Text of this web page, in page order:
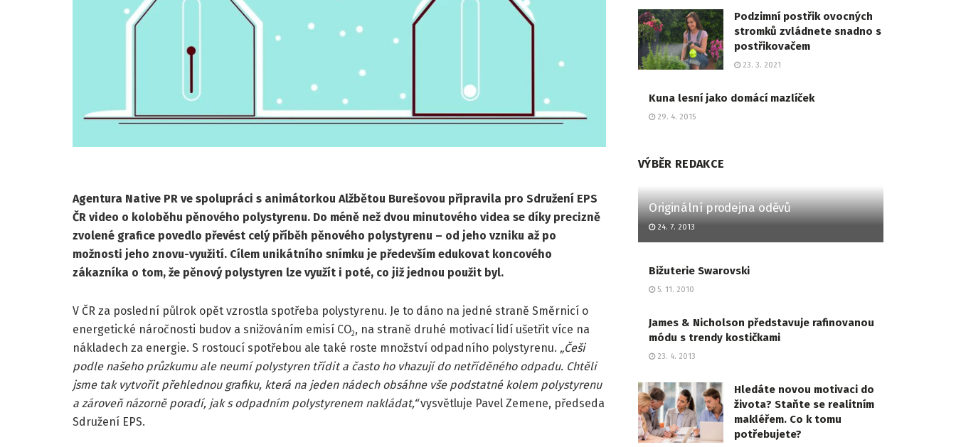
Agentura Native PR ve spolupráci s animátorkou Alžbětou Burešovou připravila pro Sdružení EPS
ČR video o koloběhu pěnového polystyrenu. Do méně než dvou minutového videa se díky precizně
zvolené grafice povedlo převést celý příběh pěnového polystyrenu – od jeho vzniku až po
možnosti jeho znovu-využití. Cílem unikátního snímku je především edukovat koncového
zákazníka o tom, že pěnový polystyren lze využít i poté, co již jednou použit byl.
V ČR za poslední půlrok opět vzrostla spotřeba polystyrenu. Je to dáno na jedné straně Směrnicí o
energetické náročnosti budov a snižováním emisí CO2, na straně druhé motivací lidí ušetřit více na
nákladech za energie. S rostoucí spotřebou ale také roste množství odpadního polystyrenu. „Češi
podle našeho průzkumu ale neumí polystyren třídit a často ho vhazují do netříděného odpadu. Chtěli
jsme tak vytvořit přehlednou grafiku, která na jeden nádech obsáhne vše podstatné kolem polystyrenu
a zároveň názorně poradí, jak s odpadním polystyrenem nakládat,“vysvětluje Pavel Zemene, předseda
Sdružení EPS.
Podzimní postřik ovocných
stromků zvládnete snadno s
postřikovačem
23. 3. 2021
Kuna lesní jako domácí mazlíček
29. 4. 2015
VÝBĚR REDAKCE
Originální prodejna oděvů
24. 7. 2013
Bižuterie Swarovski
5. 11. 2010
James & Nicholson představuje rafinovanou
módu s trendy kostičkami
23. 4. 2013
Hledáte novou motivaci do
života? Staňte se realitním
makléřem. Co k tomu
potřebujete?